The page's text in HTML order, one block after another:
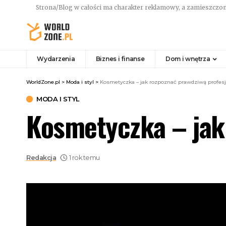
Strona/Blog w całości ma charakter reklamowy, a
Wydarzenia Biznes i finanse Dom i wnętrza
WorldZone.pl > Moda i styl > Kosmetyczka – jak rozpoznać prawdziwą
MODA I STYL
Kosmetyczka –
Redakcja 1 rok temu